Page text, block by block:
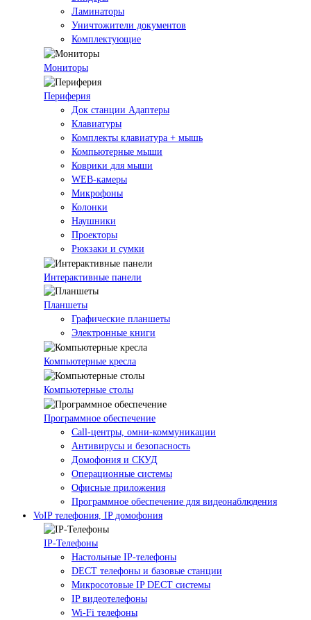
Ламинаторы
Уничтожители документов
Комплектующие
Мониторы
Периферия
Док станции Адаптеры
Клавиатуры
Комплекты клавиатура + мышь
Компьютерные мыши
Коврики для мыши
WEB-камеры
Микрофоны
Колонки
Наушники
Проекторы
Рюкзаки и сумки
Интерактивные панели
Планшеты
Графические планшеты
Электронные книги
Компьютерные кресла
Компьютерные столы
Программное обеспечение
Call-центры, омни-коммуникации
Антивирусы и безопасность
Домофония и СКУД
Операционные системы
Офисные приложения
Программное обеспечение для видеонаблюдения
VoIP телефония, IP домофония
IP-Телефоны
Настольные IP-телефоны
DECT телефоны и базовые станции
Микросотовые IP DECT системы
IP видеотелефоны
Wi-Fi телефоны